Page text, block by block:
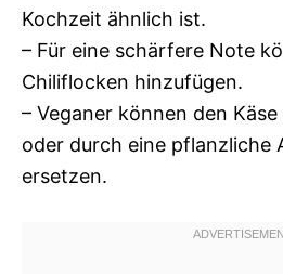
Kochzeit ähnlich ist.
– Für eine schärfere Note
Chiliflocken hinzufügen.
– Veganer können den
oder durch eine pflanzliche
ersetzen.